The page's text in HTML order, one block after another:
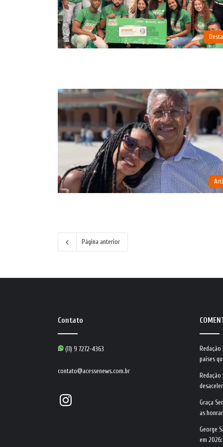
Página anterior
Contato
(11) 9 7272-4363
contato@acessenews.com.br
Instagram
Redação
países
Redação
Graça
as
George
em